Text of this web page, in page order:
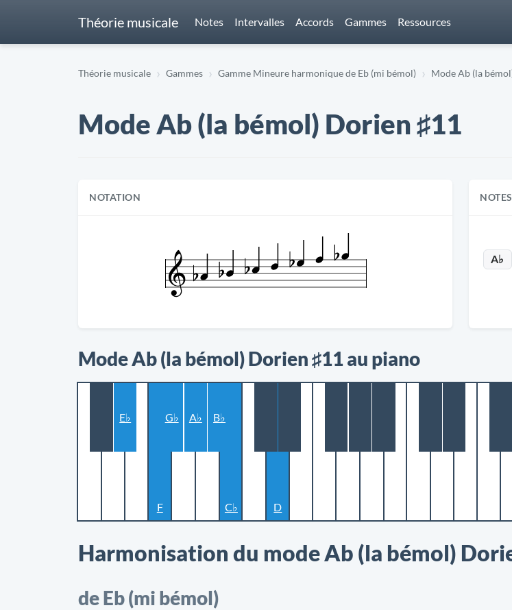
Théorie musicale Notes Intervalles Accords Gammes Ressources
Théorie musicale Gammes Gamme Mineure harmonique de Eb (mi bémol) Mode Ab (la
Mode Ab (la bémol) Dorien ♯11
NOTATION NOTES
A♭
Mode Ab (la bémol) Dorien ♯11 au piano
E♭
F
G♭ A♭ B♭
C♭ D
Harmonisation du mode Ab (la bémol)
de Eb (mi bémol)